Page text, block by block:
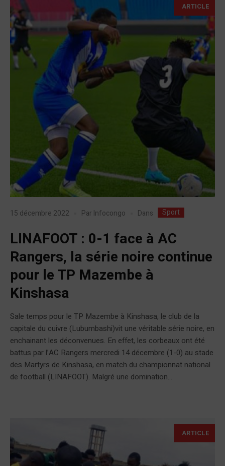
ARTICLE
15 décembre 2022 Par Infocongo Dans Sport
LINAFOOT : 0-1 face à AC
Rangers, la série noire continue
pour le TP Mazembe à
Kinshasa
Sale temps pour le TP Mazembe à Kinshasa, le club de la
capitale du cuivre (Lubumbashi)vit une véritable série noire, en
enchainant les déconvenues. En effet, les corbeaux ont été
battus par l’AC Rangers mercredi 14 décembre (1-0) au stade
des Martyrs de Kinshasa, en match du championnat national
de football (LINAFOOT). Malgré une domination...
ARTICLE